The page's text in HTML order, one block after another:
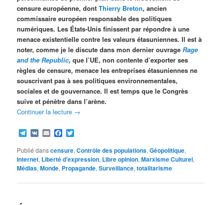
censure européenne, dontThierry Breton, ancien
commissaire européen responsable des politiques
numériques. Les États-Unis finissent par répondre à une
menace existentielle contre les valeurs étasuniennes. Il est à
noter, comme je le discute dans mon dernier ouvrageRage
and the Republic, que l’UE, non contente d’exporter ses
règles de censure, menace les entreprises étasuniennes ne
souscrivant pas à ses politiques environnementales,
sociales et de gouvernance. Il est temps que le Congrès
suive et pénètre dans l’arène.
Continuer la lecture →
Telegram
VK EmailFacebook
Publié danscensure,Contrôle des populations,Géopolitique,
Internet, Liberté d'expression, Libre opinion,Marxisme Culturel,
Médias,Monde, Propagande,Surveillance,totalitarisme